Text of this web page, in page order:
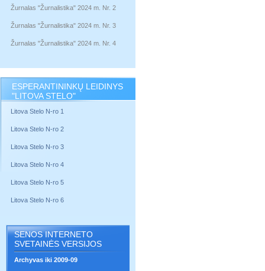
Žurnalas "Žurnalistika" 2024 m. Nr. 2
Žurnalas "Žurnalistika" 2024 m. Nr. 3
Žurnalas "Žurnalistika" 2024 m. Nr. 4
ESPERANTININKŲ LEIDINYS
"LITOVA STELO"
Litova Stelo N-ro 1
Litova Stelo N-ro 2
Litova Stelo N-ro 3
Litova Stelo N-ro 4
Litova Stelo N-ro 5
Litova Stelo N-ro 6
SENOS INTERNETO
SVETAINĖS VERSIJOS
Archyvas iki 2009-09